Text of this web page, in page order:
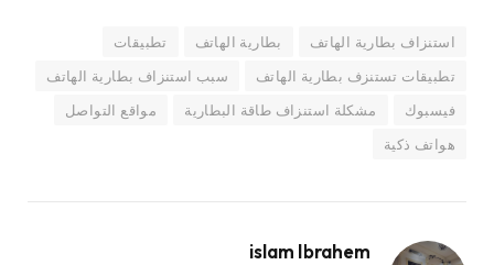
استنزاف بطارية الهاتف بطارية الهاتف
تطبيقات
تطبيقات تستنزف بطارية الهاتف
سبب استنزاف بطارية الهاتف
فيسبوك
مشكلة استنزاف طاقة البطارية
مواقع التواصل
هواتف ذكية
islam Ibrahem